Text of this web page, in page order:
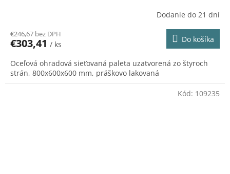
A
R
M
Dodanie do 21 dní
€246,67 bez DPH
€303,41 / ks
Do košíka
Oceľová ohradová sieťovaná paleta uzatvorená zo štyroch
strán, 800x600x600 mm, práškovo lakovaná
Kód: 109235